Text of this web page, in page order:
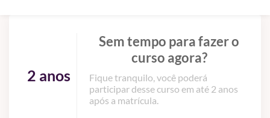
2 anos
Sem tempo para fazer o
curso agora?
Fique tranquilo, você poderá
participar desse curso em até 2 anos
após a matrícula.